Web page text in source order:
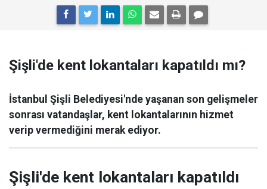
Şişli'de kent lokantaları kapatıldı mı?
İstanbul Şişli Belediyesi'nde yaşanan son gelişmeler
sonrası vatandaşlar, kent lokantalarının hizmet
verip vermediğini merak ediyor.
Şişli'de kent lokantaları kapatıldı